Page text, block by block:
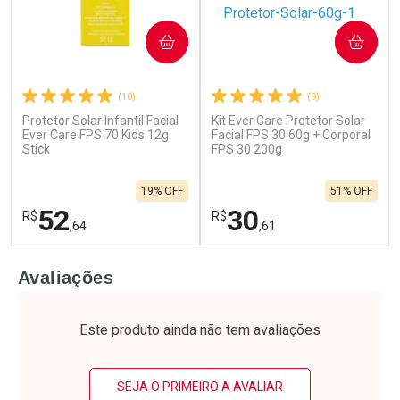
(10)
Protetor Solar Infantil Facial
Ever Care FPS 70 Kids 12g
Stick
R$52,64
19% OFF
COMPRAR
Laboratório
Por Menos
(9)
Kit Ever Care Protetor Solar
Facial FPS 30 60g + Corporal
FPS 30 200g
R$30,61
51% OFF
COMPRAR
Laboratório
Por Menos
Avaliações
Este produto ainda não tem avaliações
SEJA O PRIMEIRO A AVALIAR